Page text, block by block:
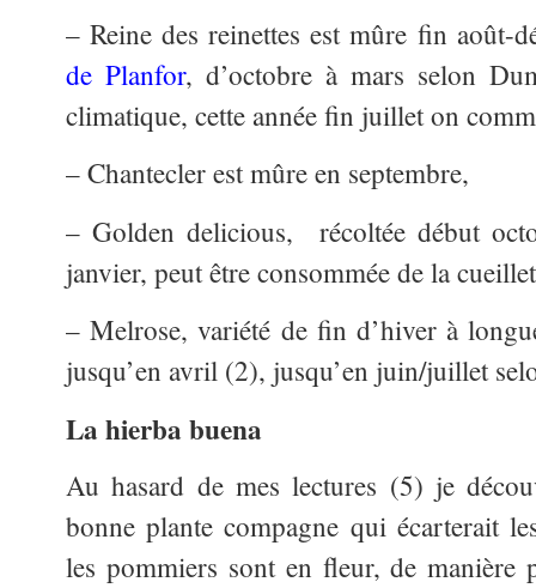
– Reine des reinettes est mûre fin août-
de Planfor, d’octobre à mars selon
climatique, cette année fin juillet on
– Chantecler est mûre en septembre,
– Golden delicious, récoltée début
janvier, peut être consommée de la
– Melrose, variété de fin d’hiver à
jusqu’en avril (2), jusqu’en juin/juillet
La hierba buena
Au hasard de mes lectures (5) je
bonne plante compagne qui écarterait
les pommiers sont en fleur, de manière